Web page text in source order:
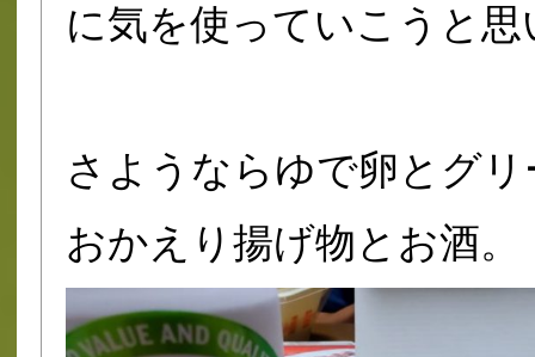
に気を使っていこうと思
さようならゆで卵とグ
おかえり揚げ物とお酒。